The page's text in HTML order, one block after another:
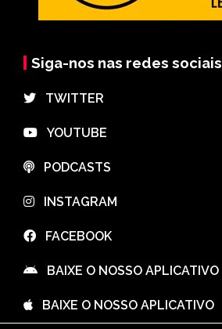
Siga-nos nas redes sociais
⠀TWITTER
⠀YOUTUBE
⠀PODCASTS
⠀INSTAGRAM
⠀FACEBOOK
⠀BAIXE O NOSSO APLICATIVO
⠀BAIXE O NOSSO APLICATIVO